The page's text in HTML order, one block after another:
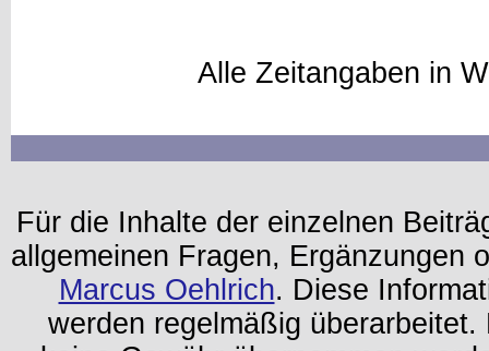
Alle Zeitangaben in
Für die Inhalte der einzelnen
allgemeinen Fragen, Ergänzungen
Marcus Oehlrich. Diese
werden regelmäßig